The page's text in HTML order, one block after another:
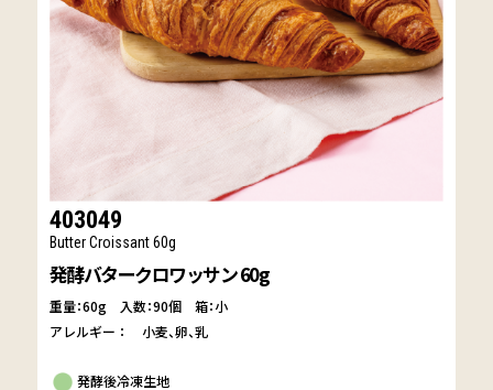
403049
Butter Croissant 60g
発酵バタークロワッサン 60g
重量：60g
入数：90個 箱：小
アレルギー：
小麦 卵 乳
発酵後冷凍生地